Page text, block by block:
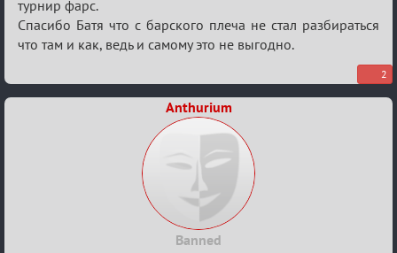
турнир фарс.
Спасибо Батя что с барского плеча не стал разбираться
что там и как, ведь и самому это не выгодно.
2
Anthurium
Banned